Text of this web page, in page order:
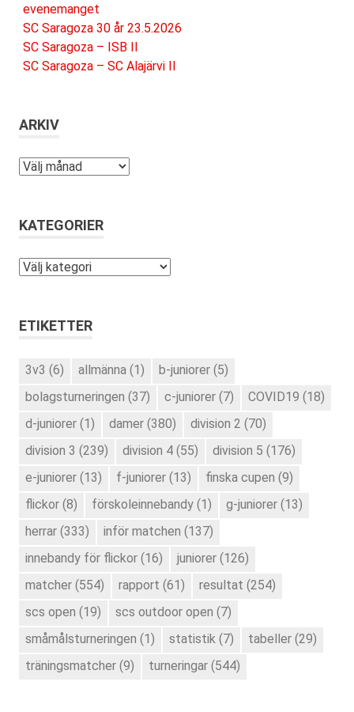
evenemanget
SC Saragoza 30 år 23.5.2026
SC Saragoza – ISB II
SC Saragoza – SC Alajärvi II
ARKIV
Arkiv
KATEGORIER
Kategorier
ETIKETTER
3v3 (6) allmänna (1) b-juniorer (5)
bolagsturneringen (37) c-juniorer (7) COVID19 (18)
d-juniorer (1) damer (380) division 2 (70)
division 3 (239) division 4 (55) division 5 (176)
e-juniorer (13) f-juniorer (13) finska cupen (9)
flickor (8) förskoleinnebandy (1) g-juniorer (13)
herrar (333) inför matchen (137)
innebandy för flickor (16) juniorer (126)
matcher (554) rapport (61) resultat (254)
scs open (19) scs outdoor open (7)
småmålsturneringen (1) statistik (7) tabeller (29)
träningsmatcher (9) turneringar (544)